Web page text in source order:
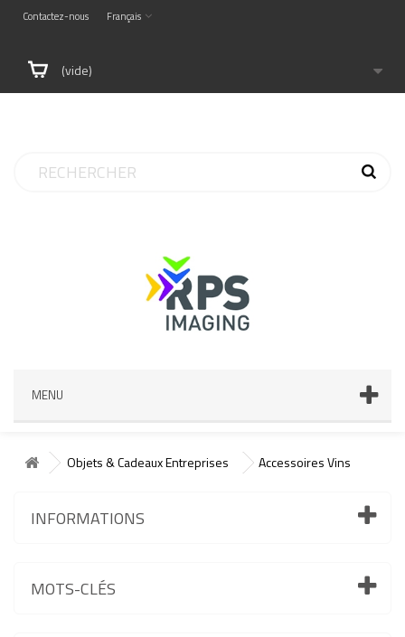
Contactez-nous Français
(vide)
MENU
Objets & Cadeaux Entreprises Accessoires Vins
INFORMATIONS
MOTS-CLÉS